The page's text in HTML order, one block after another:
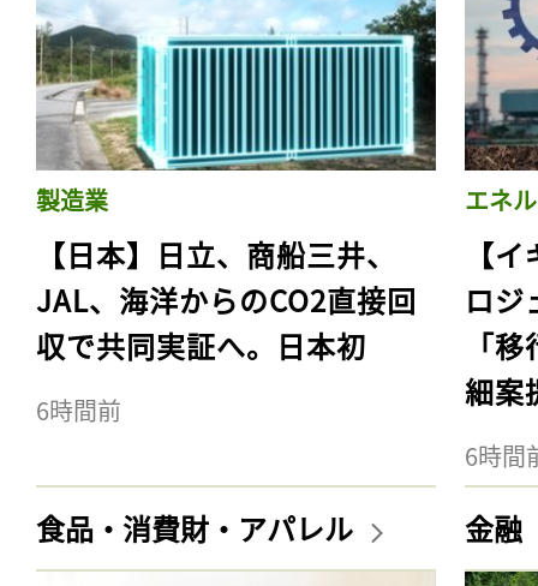
製造業
【日本】日立、商船三井、
JAL、海洋からのCO2直接回
収で共同実証へ。日本初
6時間前
エネ
【
ロジ
「
細案
6時間
食品・消費財・アパレル 金融